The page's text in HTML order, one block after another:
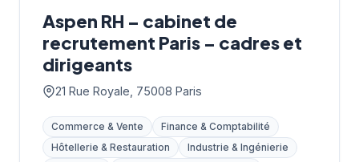
Aspen RH – cabinet de
recrutement Paris – cadres et
dirigeants
21 Rue Royale, 75008 Paris
Commerce & Vente
Finance & Comptabilité
Hôtellerie & Restauration
Industrie & Ingénierie